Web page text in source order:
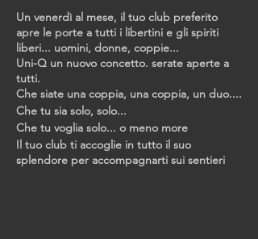
Un venerdì al mese, il tuo club preferito
apre le porte a tutti i libertini e gli spiriti
liberi... uomini, donne, coppie...
Uni-Q un nuovo concetto. serate aperte a
tutti.
Che siate una coppia, una coppia, un duo....
Che tu sia solo, solo...
Che tu voglia solo... o meno more
Il tuo club ti accoglie in tutto il suo
splendore per accompagnarti sui sentieri